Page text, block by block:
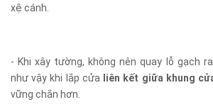
xệ cánh.
- Khi xây tường, không nên quay lỗ gạch
như vậy khi lắp cửa liên kết giữa khung
vững chắn hơn.